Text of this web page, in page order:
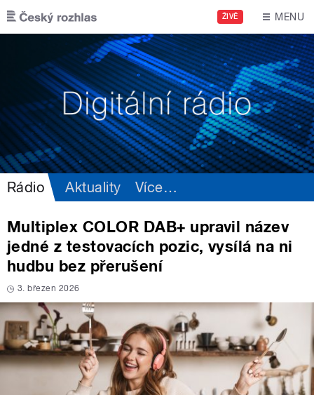
Přejít k hlavnímu obsahu
ŽIVĚ MENU
Rádio Aktuality Více…
Multiplex COLOR DAB+ upravil název
jedné z testovacích pozic, vysílá na ni
hudbu bez přerušení
3. březen 2026